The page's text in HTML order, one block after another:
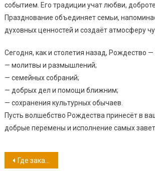
событием. Его традиции учат любви,
Празднование объединяет семьи,
духовных ценностей и создаёт атмосферу
Сегодня, как и столетия назад, Рождество —
— молитвы и размышлений;
— семейных собраний;
— добрых дел и помощи ближним;
— сохранения культурных обычаев.
Пусть волшебство Рождества принесёт в
добрые перемены и исполнение самых
Навигация
Где заканчивается реальность и начинается будущее